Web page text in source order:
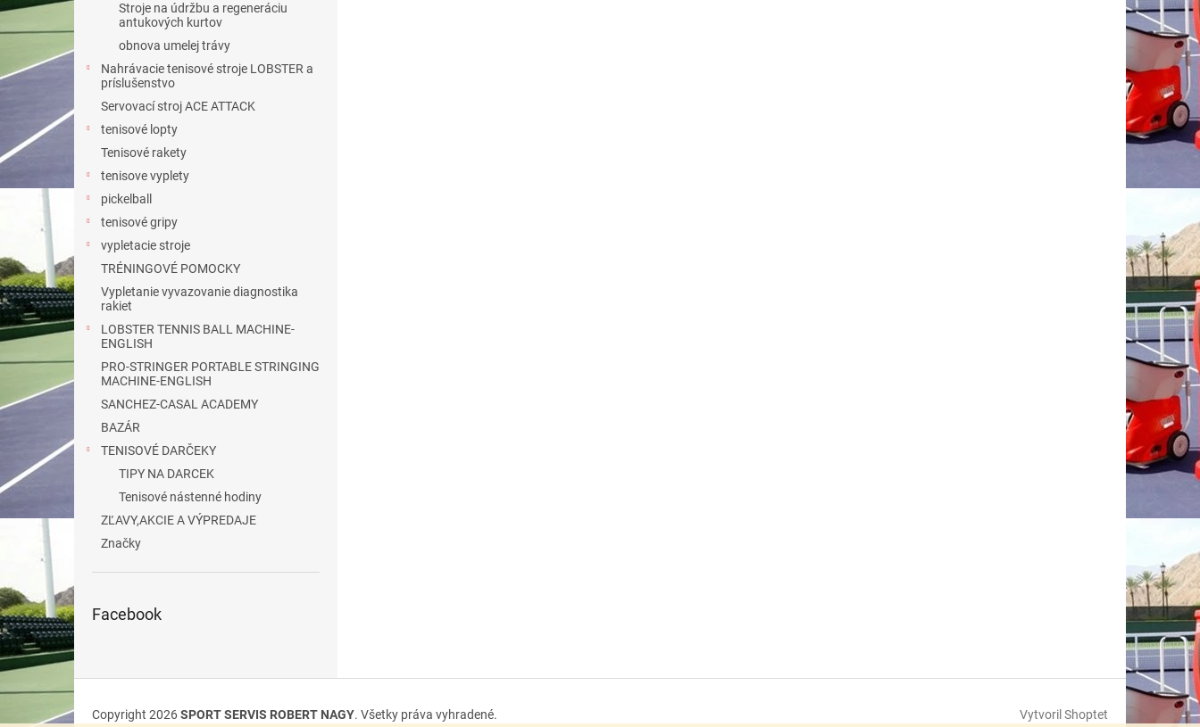
Stroje na údržbu a regeneráciu
antukových kurtov
obnova umelej trávy
Nahrávacie tenisové stroje LOBSTER a
príslušenstvo
Servovací stroj ACE ATTACK
tenisové lopty
Tenisové rakety
tenisove vyplety
pickelball
tenisové gripy
vypletacie stroje
TRÉNINGOVÉ POMOCKY
Vypletanie vyvazovanie diagnostika
rakiet
LOBSTER TENNIS BALL MACHINE-
ENGLISH
PRO-STRINGER PORTABLE STRINGING
MACHINE-ENGLISH
SANCHEZ-CASAL ACADEMY
BAZÁR
TENISOVÉ DARČEKY
TIPY NA DARCEK
Tenisové nástenné hodiny
ZĽAVY,AKCIE A VÝPREDAJE
Značky
Facebook
Z
Vytvoril Shoptet
Copyright 2026SPORT SERVIS ROBERT NAGY. Všetky práva vyhradené.